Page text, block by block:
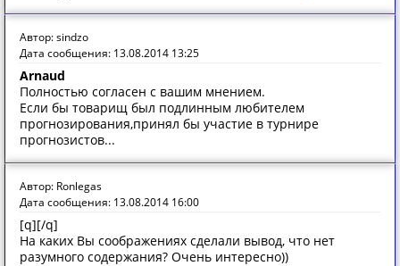
Автор: sindzo
Дата сообщения: 13.08.2014 13:25
Arnaud
Полностью согласен с вашим мнением.
Если бы товарищ был подлинным любителем
прогнозирования,принял бы участие в турнире
прогнозистов...
Автор: Ronlegas
Дата сообщения: 13.08.2014 16:00
[q][/q]
На каких Вы соображениях сделали вывод, что нет
разумного содержания? Очень интересно))